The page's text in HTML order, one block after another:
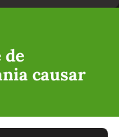
de
causar